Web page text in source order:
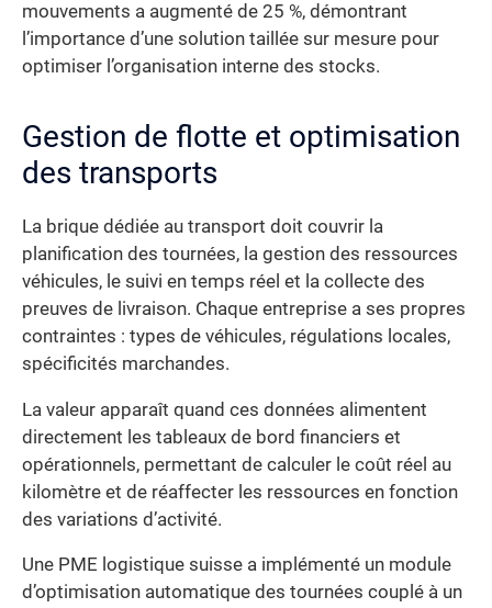
mouvements a augmenté de 25 %, démontrant
l’importance d’une solution taillée sur mesure pour
optimiser l’organisation interne des stocks.
Gestion de flotte et optimisation
des transports
La brique dédiée au transport doit couvrir la
planification des tournées, la gestion des ressources
véhicules, le suivi en temps réel et la collecte des
preuves de livraison. Chaque entreprise a ses propres
contraintes : types de véhicules, régulations locales,
spécificités marchandes.
La valeur apparaît quand ces données alimentent
directement les tableaux de bord financiers et
opérationnels, permettant de calculer le coût réel au
kilomètre et de réaffecter les ressources en fonction
des variations d’activité.
Une PME logistique suisse a implémenté un module
d’optimisation automatique des tournées couplé à un